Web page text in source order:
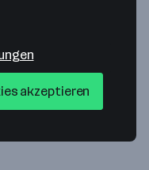
akzeptieren